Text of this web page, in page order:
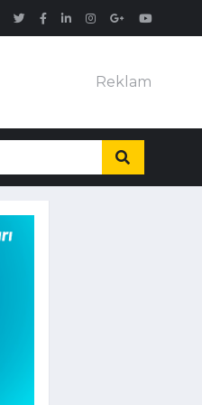
Reklam